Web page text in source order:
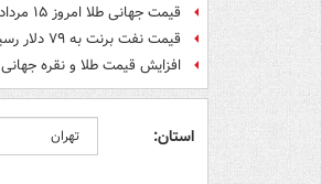
قیمت جهانی طلا امروز ۱۵ مرداد
قیمت نفت برنت به ۷۹ دلار رسید
افزایش قیمت طلا و نقره جهانی
استان: